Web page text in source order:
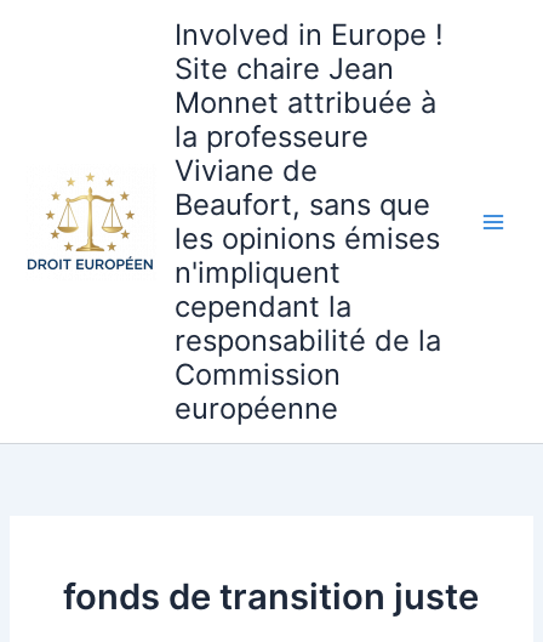
Involved in Europe !
Site chaire Jean
Monnet attribuée à
la professeure
Viviane de
Beaufort, sans que
les opinions émises
n'impliquent
cependant la
responsabilité de la
Commission
européenne
fonds de transition juste